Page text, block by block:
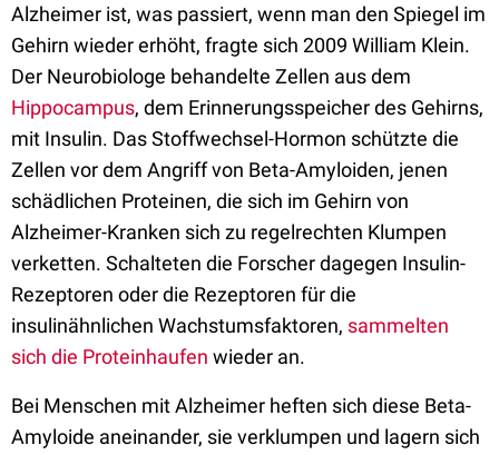
Alzheimer ist, was passiert, wenn man den Spiegel im
Gehirn wieder erhöht, fragte sich 2009 William Klein.
Der Neurobiologe behandelte Zellen aus dem
Hippocampus, dem Erinnerungsspeicher des Gehirns,
mit Insulin. Das Stoffwechsel-Hormon schützte die
Zellen vor dem Angriff von Beta-Amyloiden, jenen
schädlichen Proteinen, die sich im Gehirn von
Alzheimer-Kranken sich zu regelrechten Klumpen
verketten. Schalteten die Forscher dagegen Insulin-
Rezeptoren oder die Rezeptoren für die
insulinähnlichen Wachstumsfaktoren, sammelten
sich die Proteinhaufen wieder an.
Bei Menschen mit Alzheimer heften sich diese Beta-
Amyloide aneinander, sie verklumpen und lagern sich